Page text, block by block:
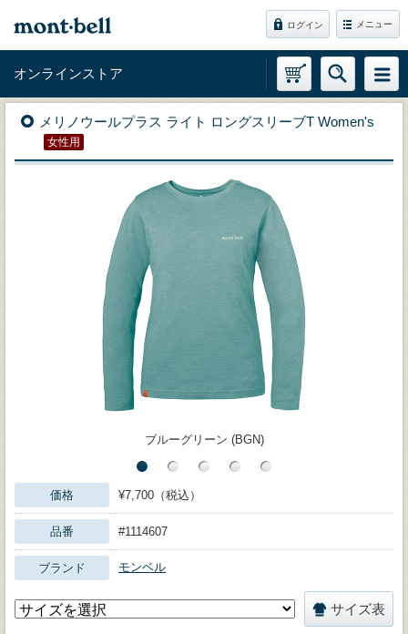
ログイン メニュー
オンラインストア
メリノウールプラス ライト ロングスリーブT Women's
女性用
ブルーグリーン (BGN)
価格 ¥7,700（税込）
品番 #1114607
ブランド モンベル
サイズ表